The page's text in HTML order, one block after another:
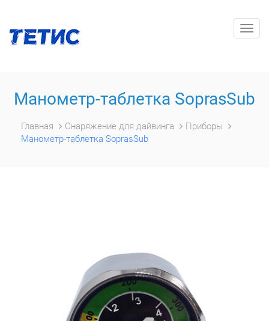
Манометр-таблетка SoprasSub
Главная Снаряжение для дайвинга
Приборы
Манометр-таблетка SoprasSub